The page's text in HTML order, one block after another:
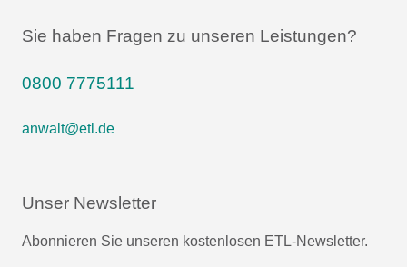
Sie haben Fragen zu unseren Leistungen?
0800 7775111
anwalt@etl.de
Unser Newsletter
Abonnieren Sie unseren kostenlosen ETL-Newsletter.